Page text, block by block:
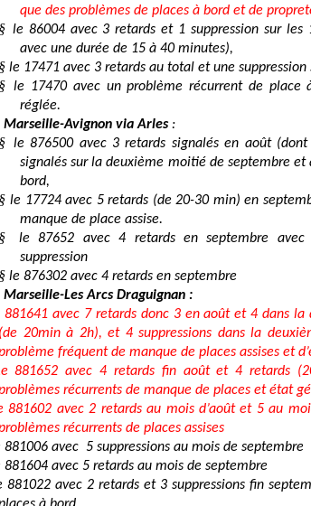
que des problèmes de places à bord et de
§ le 86004 avec 3 retards et 1 suppression sur les
avec une durée de 15 à 40 minutes),
§ le 17471 avec 3 retards au total et une
§ le 17470 avec un problème récurrent de
réglée.
Marseille-Avignon via Arles:
§ le 876500 avec 3 retards signalés en août
signalés sur la deuxième moitié de septembre et
bord,
§ le 17724 avec 5 retards (de 20-30 min) en
manque de place assise.
§
le 87652 avec 4 retards en septembre
suppression
§ le 876302 avec 4 retards en septembre
Marseille-Les Arcs Draguignan :
881641 avec 7 retards donc 3 en août et 4 dans
(de 20min à 2h), et 4 suppressions dans la
fréquent de manque de places assises et
881652 avec 4 retards fin août et 4 retards
récurrents de manque de places et état
881602 avec 2 retards au mois d’août et 5 au
récurrents de places assises
881006 avec 5 suppressions au mois de septembre
881604 avec 5 retards au mois de septembre
881022 avec 2 retards et 3 suppressions fin